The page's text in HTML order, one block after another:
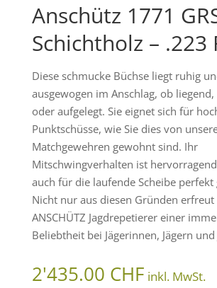
Anschütz 1771
Schichtholz – .223
Diese schmucke Büchse liegt ruhig
ausgewogen im Anschlag, ob
oder aufgelegt. Sie eignet sich für
Punktschüsse, wie Sie dies von
Matchgewehren gewohnt sind. Ihr
Mitschwingverhalten ist
auch für die laufende Scheibe perfekt
Nicht nur aus diesen Gründen erfreut
ANSCHÜTZ Jagdrepetierer einer
Beliebtheit bei Jägerinnen, Jägern und
2'435.00 CHF inkl. MwSt.